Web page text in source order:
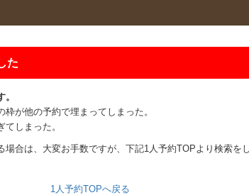
た
枠が他の予約で埋まってしまった。
てしまった。
場合は、大変お手数ですが、下記1人予約TOPより検索を
1人予約TOPへ戻る